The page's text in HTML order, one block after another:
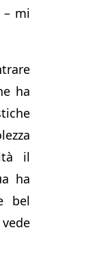
– mi
ha
il
ha
bel